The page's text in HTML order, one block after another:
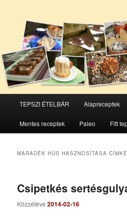
Tovább
az
elsődleges
Tovább
a
másodlagos
TEPSZI ÉTELBÁR Alapreceptek
Mentes receptek Paleo Fitt
MARADÉK HÚS HASZNOSÍTÁSA
Csipetkés
Közzétéve2014-02-16